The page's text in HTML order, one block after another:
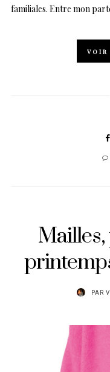
familiales. Entre mon
PAR